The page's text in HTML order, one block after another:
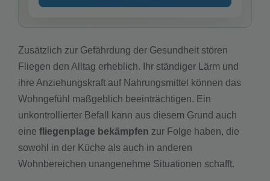
Zusätzlich zur Gefährdung der Gesundheit stören
Fliegen den Alltag erheblich. Ihr ständiger Lärm und
ihre Anziehungskraft auf Nahrungsmittel können das
Wohngefühl maßgeblich beeinträchtigen. Ein
unkontrollierter Befall kann aus diesem Grund auch
eine fliegenplage bekämpfen zur Folge haben, die
sowohl in der Küche als auch in anderen
Wohnbereichen unangenehme Situationen schafft.